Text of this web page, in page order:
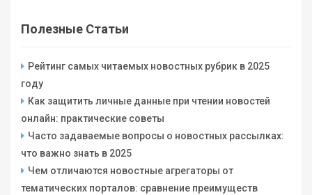
Полезные Статьи
Рейтинг самых читаемых новостных рубрик в 2025
году
Как защитить личные данные при чтении новостей
онлайн: практические советы
Часто задаваемые вопросы о новостных рассылках:
что важно знать в 2025
Чем отличаются новостные агрегаторы от
тематических порталов: сравнение преимуществ